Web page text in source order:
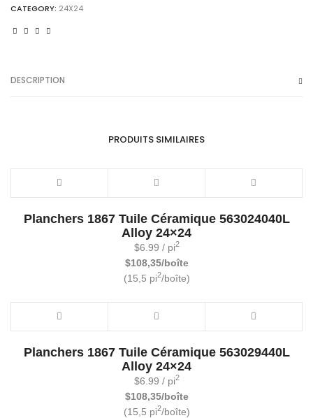
di
CATEGORY: 24X24
DESCRIPTION
PRODUITS SIMILAIRES
Planchers 1867 Tuile Céramique 563024040L
Alloy 24×24
$6.99 / pi2
$108,35/boîte
(15,5 pi2/boîte)
Planchers 1867 Tuile Céramique 563029440L
Alloy 24×24
$6.99 / pi2
$108,35/boîte
(15,5 pi2/boîte)